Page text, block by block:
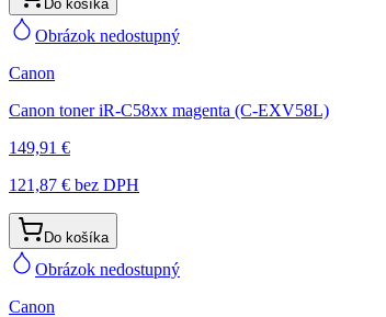
Do košíka
Obrázok nedostupný
Canon
Canon toner iR-C58xx magenta (C-EXV58L)
149,91 €
121,87 € bez DPH
Do košíka
Obrázok nedostupný
Canon